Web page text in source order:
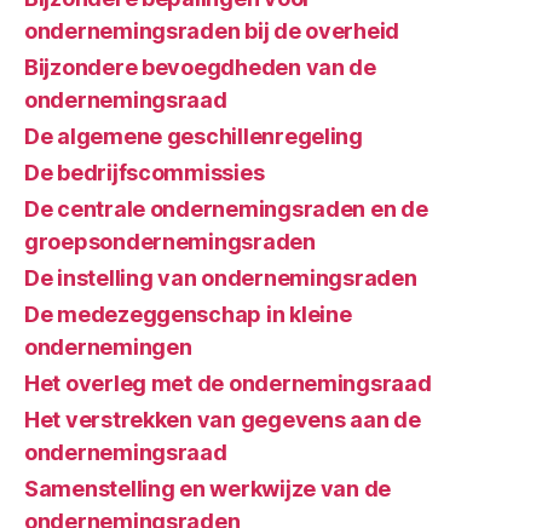
ondernemingsraden bij de overheid
Bijzondere bevoegdheden van de
ondernemingsraad
De algemene geschillenregeling
De bedrijfscommissies
De centrale ondernemingsraden en de
groepsondernemingsraden
De instelling van ondernemingsraden
De medezeggenschap in kleine
ondernemingen
Het overleg met de ondernemingsraad
Het verstrekken van gegevens aan de
ondernemingsraad
Samenstelling en werkwijze van de
ondernemingsraden